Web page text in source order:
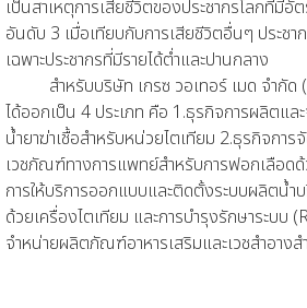
เป็นสาเหตุการเสียชีวิตของประชากรโลกที่มีอั
อันดับ 3 เมื่อเทียบกับการเสียชีวิตอื่นๆ ประชา
เฉพาะประชากรที่มีรายได้ต่ำและปานกลาง
สำหรับบริษัท เกรซ วอเทอร์ เมด จำกัด (
ได้ออกเป็น 4 ประเภท คือ 1.ธุรกิจการผลิตแล
น้ำยาฆ่าเชื้อสำหรับหน่วยไตเทียม 2.ธุรกิจการจั
เวชภัณฑ์ทางการแพทย์สำหรับการฟอกเลือด
การให้บริการออกแบบและติดตั้งระบบผลิตน้ำ
ด้วยเครื่องไตเทียม และการบำรุงรักษาระบบ
จำหน่ายผลิตภัณฑ์อาหารเสริมและเวชสำอางส